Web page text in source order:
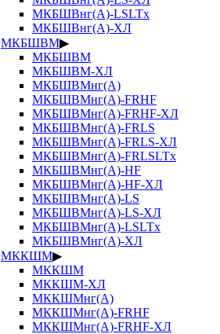
МКБШВнг(А)-LSLTx
МКБШВнг(А)-ХЛ
МКБШВМ▶
МКБШВМ
МКБШВМ-ХЛ
МКБШВМнг(А)
МКБШВМнг(А)-FRHF
МКБШВМнг(А)-FRHF-ХЛ
МКБШВМнг(А)-FRLS
МКБШВМнг(А)-FRLS-ХЛ
МКБШВМнг(А)-FRLSLTx
МКБШВМнг(А)-HF
МКБШВМнг(А)-HF-ХЛ
МКБШВМнг(А)-LS
МКБШВМнг(А)-LS-ХЛ
МКБШВМнг(А)-LSLTx
МКБШВМнг(А)-ХЛ
МККШМ▶
МККШМ
МККШМ-ХЛ
МККШМнг(А)
МККШМнг(А)-FRHF
МККШМнг(А)-FRHF-ХЛ